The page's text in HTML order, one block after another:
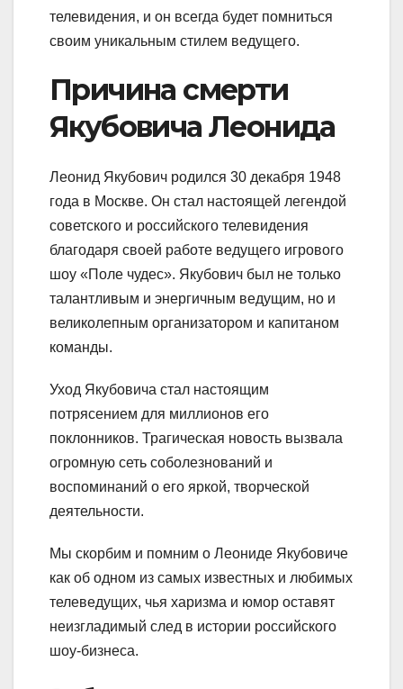
телевидения, и он всегда будет помниться
своим уникальным стилем ведущего.
Причина смерти
Якубовича Леонида
Леонид Якубович родился 30 декабря 1948
года в Москве. Он стал настоящей легендой
советского и российского телевидения
благодаря своей работе ведущего игрового
шоу «Поле чудес». Якубович был не только
талантливым и энергичным ведущим, но и
великолепным организатором и капитаном
команды.
Уход Якубовича стал настоящим
потрясением для миллионов его
поклонников. Трагическая новость вызвала
огромную сеть соболезнований и
воспоминаний о его яркой, творческой
деятельности.
Мы скорбим и помним о Леониде Якубовиче
как об одном из самых известных и любимых
телеведущих, чья харизма и юмор оставят
неизгладимый след в истории российского
шоу-бизнеса.